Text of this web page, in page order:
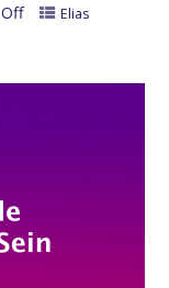
Off
Elias